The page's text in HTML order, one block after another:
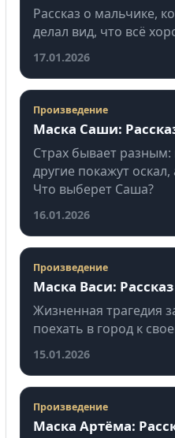
Рассказ о мальчике,
делал вид, что всё
17.01.2026
Произведение
Маска Саши:
Страх бывает
другие покажут
Что выберет Саша?
16.01.2026
Произведение
Маска Васи:
Жизненная трагедия
поехать в город к
15.01.2026
Произведение
Маска Артёма: